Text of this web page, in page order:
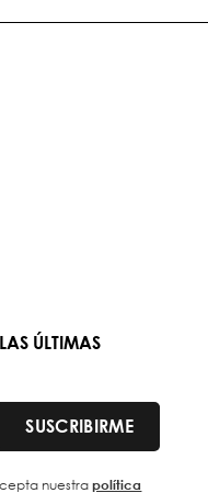
ÚLTIMAS
SUSCRIBIRME
nuestrapolítica